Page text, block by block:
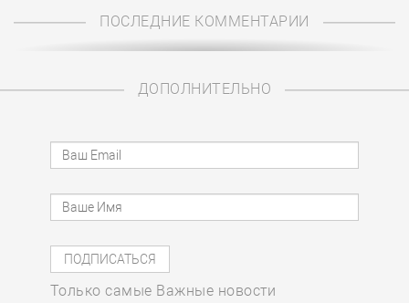
ПОСЛЕДНИЕ КОММЕНТАРИИ
ДОПОЛНИТЕЛЬНО
Только самые Важные новости